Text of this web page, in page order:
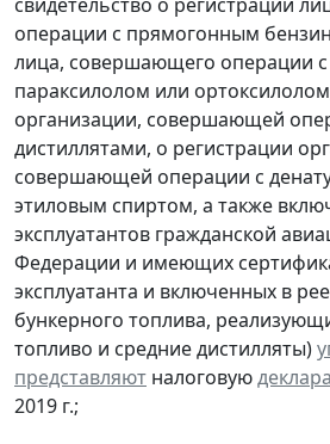
свидетельство о регистрации
операции с прямогонным
лица, совершающего операции
параксилолом или
организации, совершающей
дистиллятами, о регистрации
совершающей операции с
этиловым спиртом, а также
эксплуатантов гражданской
Федерации и имеющих
эксплуатанта и включенных в
бункерного топлива,
топливо и средние дистилляты)
представляют налоговую
2019 г.;